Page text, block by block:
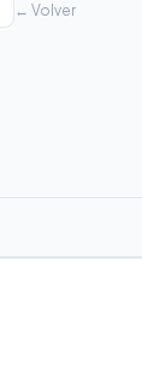
← Volver